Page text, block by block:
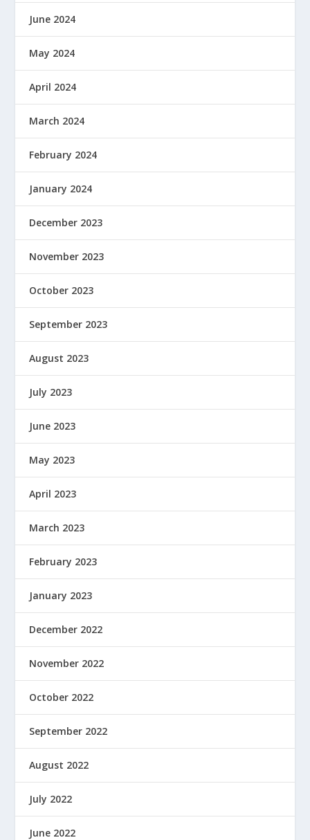
June 2024
May 2024
April 2024
March 2024
February 2024
January 2024
December 2023
November 2023
October 2023
September 2023
August 2023
July 2023
June 2023
May 2023
April 2023
March 2023
February 2023
January 2023
December 2022
November 2022
October 2022
September 2022
August 2022
July 2022
June 2022